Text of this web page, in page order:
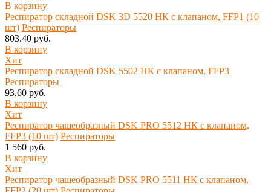
В корзину
Респиратор складной DSK 3D 5520 НК с клапаном, FFP1 (10
шт) Респираторы
803.40 руб.
В корзину
Хит
Респиратор складной DSK 5502 НК с клапаном, FFP3
Респираторы
93.60 руб.
В корзину
Хит
Респиратор чашеобразный DSK PRO 5512 НК с клапаном,
FFP3 (10 шт) Респираторы
1 560 руб.
В корзину
Хит
Респиратор чашеобразный DSK PRO 5511 НК с клапаном,